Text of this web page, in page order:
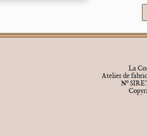
La
Atelier de
No